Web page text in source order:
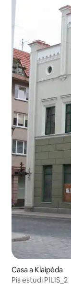
Casa a Klaipėda
Pis estudi PILIS_2